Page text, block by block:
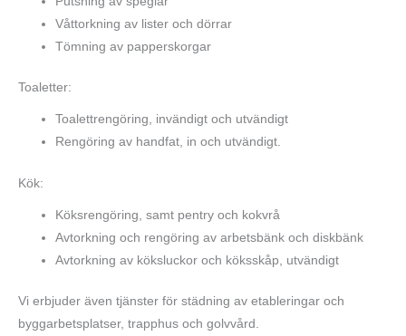
Våttorkning av lister och dörrar
Tömning av papperskorgar
Toaletter:
Toalettrengöring, invändigt och utvändigt
Rengöring av handfat, in och utvändigt.
Kök:
Köksrengöring, samt pentry och kokvrå
Avtorkning och rengöring av arbetsbänk och diskbänk
Avtorkning av köksluckor och köksskåp, utvändigt
Vi erbjuder även tjänster för städning av etableringar och
byggarbetsplatser, trapphus och golvvård.